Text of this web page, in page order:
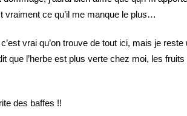
vraiment ce qu’il me manque le plus…
vrai qu’on trouve de tout ici, mais je
que l’herbe est plus verte chez moi, les
des baffes !!